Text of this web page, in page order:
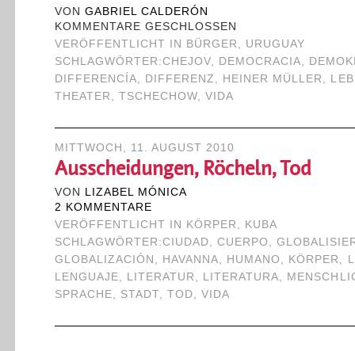
VON GABRIEL CALDERÓN
KOMMENTARE GESCHLOSSEN
VERÖFFENTLICHT IN
BÜRGER , URUGUAY
SCHLAGWÖRTER:CHEJOV, DEMOCRACIA,
DIFFERENCÍA, DIFFERENZ , HEINER MÜLLER ,
THEATER , TSCHECHOW,VIDA
MITTWOCH, 11. AUGUST 2010
Ausscheidungen, Röcheln, Tod
VON
LIZABEL MÓNICA
2 KOMMENTARE
VERÖFFENTLICHT IN
KÖRPER , KUBA
SCHLAGWÖRTER:CIUDAD,CUERPO ,
GLOBALIZACIÓN , HAVANNA, HUMANO , KÖRPER ,
LENGUAJE, LITERATUR , LITERATURA,
SPRACHE, STADT, TOD,VIDA